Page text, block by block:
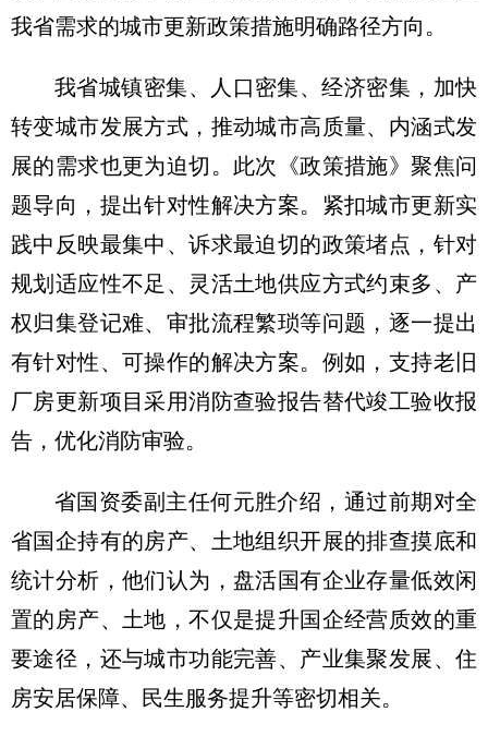
我省需求的城市更新政策措施明确路径方向。
我省城镇密集、人口密集、经济密集，加快
转变城市发展方式，推动城市高质量、内涵式发
展的需求也更为迫切。此次《政策措施》聚焦问
题导向，提出针对性解决方案。紧扣城市更新实
践中反映最集中、诉求最迫切的政策堵点，针对
规划适应性不足、灵活土地供应方式约束多、产
权归集登记难、审批流程繁琐等问题，逐一提出
有针对性、可操作的解决方案。例如，支持老旧
厂房更新项目采用消防查验报告替代竣工验收报
告，优化消防审验。
省国资委副主任何元胜介绍，通过前期对全
省国企持有的房产、土地组织开展的排查摸底和
统计分析，他们认为，盘活国有企业存量低效闲
置的房产、土地，不仅是提升国企经营质效的重
要途径，还与城市功能完善、产业集聚发展、住
房安居保障、民生服务提升等密切相关。